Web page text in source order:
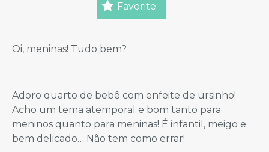
Favorite
Oi, meninas! Tudo bem?
Adoro quarto de bebê com enfeite de ursinho!
Acho um tema atemporal e bom tanto para
meninos quanto para meninas! É infantil, meigo e
bem delicado… Não tem como errar!